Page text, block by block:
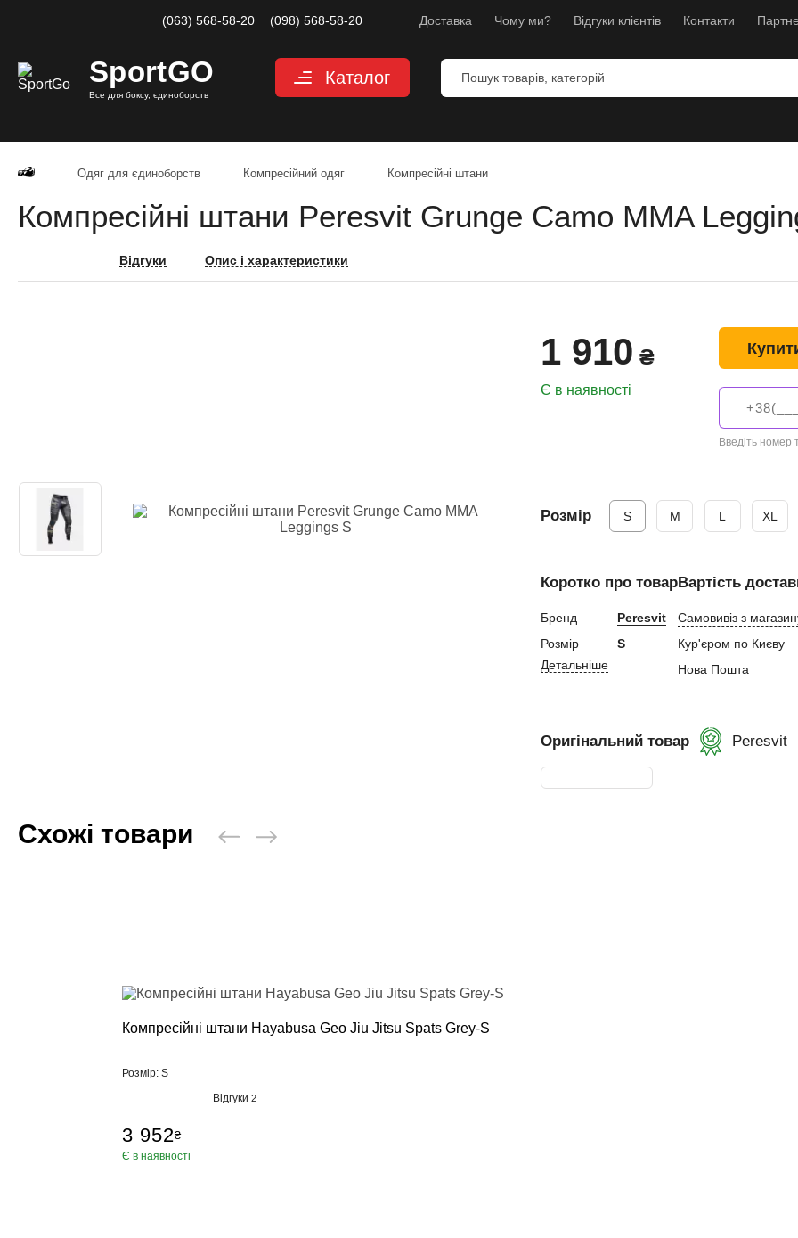
(063) 568-58-20 (098) 568-58-20 Доставка Чому ми? Відгуки клієнтів Контакти
SportGO
Все для боксу, єдиноборств
Каталог
Боксерські бинти
Мішки, груші, манекени
Вільна боротьба
Одяг для єдиноборств Компресійний одяг Компресійні штани
Компресійні штани Peresvit Grunge Camo MMA
Відгуки Опис і характеристики
1 910 ₴
Є в наявності
Введіть
Розмір S M L XL
Коротко про товар
Бренд
Peresvit
Розмір
S
Детальніше
Вартість
Самовивіз з
Кур'єром по Києву
Нова Пошта
Оригінальний товар Peresvit
Схожі товари
Компресійні штани Hayabusa Geo Jiu Jitsu Spats Grey-S
Розмір: S
Відгуки2
3 952₴
Є в наявності